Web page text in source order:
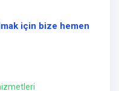
için bize hemen